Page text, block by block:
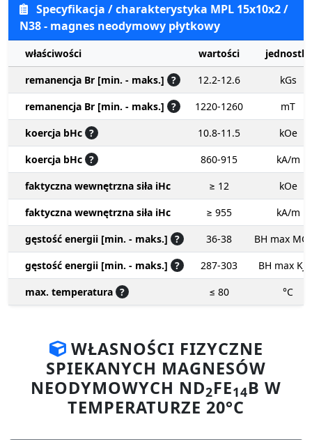
Specyfikacja / charakterystyka MPL 15x10x2 /
N38 - magnes neodymowy płytkowy
właściwości wartości
jednostki
remanencja Br [min. - maks.] ? 12.2-12.6
kGs
remanencja Br [min. - maks.] ? 1220-1260
mT
koercja bHc ? 10.8-11.5
kOe
koercja bHc ? 860-915
kA/m
faktyczna wewnętrzna siła iHc
≥ 12
kOe
faktyczna wewnętrzna siła iHc
≥ 955
kA/m
gęstość energii [min. - maks.] ? 36-38
BH max
gęstość energii [min. - maks.] ? 287-303
BH max
max. temperatura ? ≤ 80 °C
WŁASNOŚCI FIZYCZNE
SPIEKANYCH MAGNESÓW
NEODYMOWYCH ND2FE14B W
TEMPERATURZE 20°C